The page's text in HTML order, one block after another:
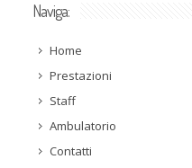
Naviga:
Home
Prestazioni
Staff
Ambulatorio
Contatti